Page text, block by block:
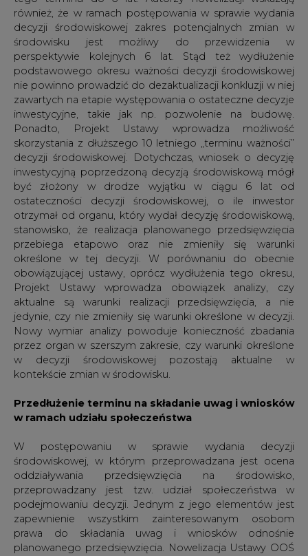
otrzymał od organu, który wydał decyzję środowiskową,
stanowisko, że realizacja planowanego przedsięwzięcia
przebiega etapowo oraz nie zmieniły się warunki
określone w tej decyzji. W porównaniu do obecnie
obowiązującej ustawy, oprócz wydłużenia tego okresu,
Projekt Ustawy wprowadza obowiązek analizy, czy
aktualne są warunki realizacji przedsięwzięcia, a nie
jedynie, czy nie zmieniły się warunki określone w decyzji.
Nowy wymiar analizy powoduje konieczność zbadania
przez organ w szerszym zakresie, czy warunki określone
w decyzji środowiskowej pozostają aktualne w
kontekście zmian w środowisku.
Przedłużenie terminu na składanie uwag i wniosków
w ramach udziału społeczeństwa
W postępowaniu w sprawie wydania decyzji
środowiskowej, w którym przeprowadzana jest ocena
oddziaływania przedsięwzięcia na środowisko,
przeprowadzany jest tzw. udział społeczeństwa w
podejmowaniu decyzji. Jednym z jego elementów jest
zapewnienie wszystkim zainteresowanym osobom
prawa do składania uwag i wniosków odnośnie
planowanego przedsięwzięcia. Nowelizacja Ustawy OOŚ
ma wydłużyć termin na ich składanie z 21 na 30 dni. Taka
modyfikacja jest bezpośrednią konsekwencją
Dyrektywie 2011/92. Trudno na tę chwilę prognozować
jak wpłynie to na proces wydawania decyzji
środowiskowej. Patrząc jednak na dotychczasowe
doświadczania, można się spodziewać, że zmiana ta nie
usprawni procesu uzyskiwania decyzji środowiskowych.
Wejście w życie nowelizacji
Zgodnie z Projektem Ustawy, nowelizacja ma wejść w
życie 1 stycznia 2017 roku, z wyjątkiem kilku przepisów,
które zaczną obowiązywać już 30 dni od dnia jej